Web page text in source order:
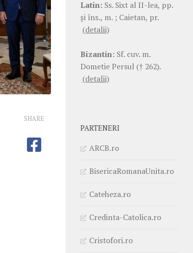
SHARE
Latin: Ss. Sixt al II-lea, pp.
şi îns., m. ; Caietan, pr.
(detalii)
Bizantin: Sf. cuv. m.
Dometie Persul († 262).
(detalii)
PARTENERI
ARCB.ro
BisericaRomanaUnita.ro
Cateheza.ro
Credinta-Catolica.ro
Cristofori.ro